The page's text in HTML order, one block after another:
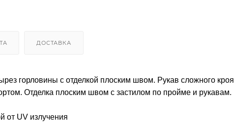
ДОСТАВКА
горловины с отделкой плоским швом. Рукав сложного кроя
Отделка плоским швом с застилом по пройме и рукавам.
от UV излучения